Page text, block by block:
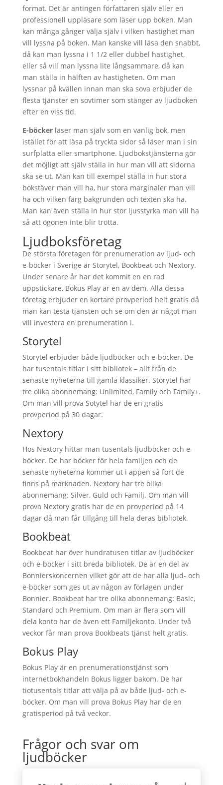
format. Det är antingen författaren själv eller en
professionell uppläsare som läser upp boken. Man
kan många gånger välja själv i vilken hastighet man
vill lyssna på boken. Man kanske vill läsa den snabbt,
då kan man lyssna i 1 1/2 eller dubbel hastighet,
eller så vill man lyssna lite långsammare, då kan
man ställa in hälften av hastigheten. Om man
lyssnar på kvällen innan man ska sova erbjuder de
flesta tjänster en sovtimer som stänger av ljudboken
efter en viss tid.
E-böcker läser man själv som en vanlig bok, men
istället för att läsa på tryckta sidor så läser man i sin
surfplatta eller smartphone. Ljudbokstjänsterna gör
det möjligt att själv ställa in hur man vill att sidorna
ska se ut. Man kan till exempel ställa in hur stora
bokstäver man vill ha, hur stora marginaler man vill
ha och vilken färg bakgrunden och texten ska ha.
Man kan även ställa in hur stor ljusstyrka man vill ha
så att ögonen inte blir trötta.
Ljudboksföretag
De största företagen för prenumeration av ljud- och
e-böcker i Sverige är Storytel, Bookbeat och Nextory.
Under senare år har det kommit en en rad
uppstickare, Bokus Play är en av dem. Alla dessa
företag erbjuder en kortare provperiod helt gratis då
man kan testa tjänsten och se om den är något man
vill investera en prenumeration i.
Storytel
Storytel erbjuder både ljudböcker och e-böcker. De
har tusentals titlar i sitt bibliotek – allt från de
senaste nyheterna till gamla klassiker. Storytel har
tre olika abonnemang: Unlimited, Family och Family+.
Om man vill prova Sotytel har de en gratis
provperiod på 30 dagar.
Nextory
Hos Nextory hittar man tusentals ljudböcker och e-
böcker. De har böcker för hela familjen och de
senaste nyheterna kommer ut i appen så fort de
finns på marknaden. Nextory har tre olika
abonnemang: Silver, Guld och Familj. Om man vill
prova Nextory gratis har de en provperiod på 14
dagar då man får tillgång till hela deras bibliotek.
Bookbeat
Bookbeat har över hundratusen titlar av ljudböcker
och e-böcker i sitt breda bibliotek. De är en del av
Bonnierskoncernen vilket gör att de har alla ljud- och
e-böcker som ges ut av någon av förlagen under
Bonnier. Bookbeat har tre olika abonnemang: Basic,
Standard och Premium. Om man är flera som vill
dela konto har de även ett Familjekonto. Under två
veckor får man prova Bookbeats tjänst helt gratis.
Bokus Play
Bokus Play är en prenumerationstjänst som
internetbokhandeln Bokus ligger bakom. De har
tiotusentals titlar att välja på av både ljud- och e-
böcker. Om man vill prova Bokus Play har de en
gratisperiod på två veckor.
Frågor och svar om
ljudböcker